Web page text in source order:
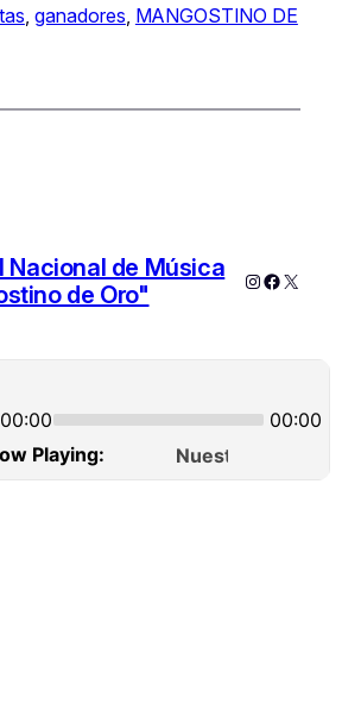
, ganadores, MANGOSTINO DE
Nacional de Música
de Oro"
Instagram
X